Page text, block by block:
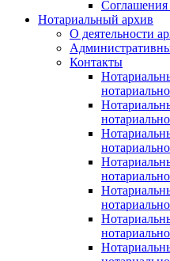
Соглашения
Нотариальный архив
О деятельности
Контакты